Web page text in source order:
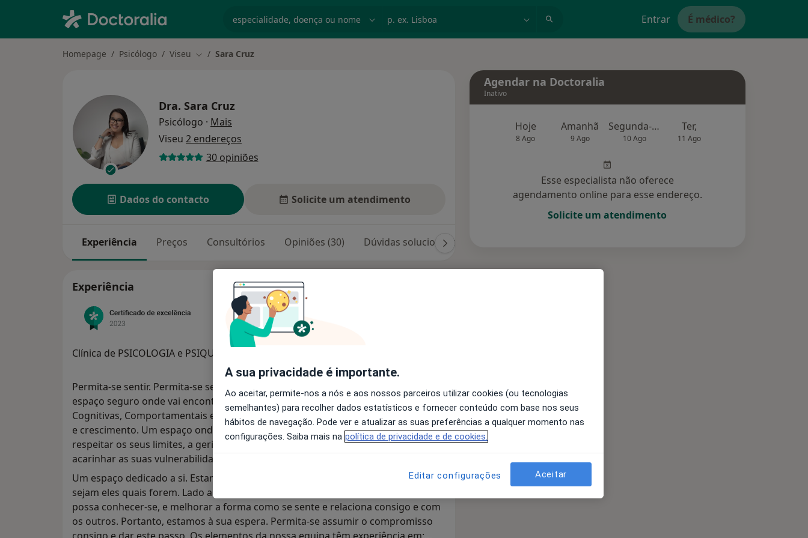
Entrar É médico?
Homepage Psicólogo Viseu Mudar de cidade
Sara Cruz
Dra. Sara Cruz
Psicólogo · Mais
Viseu 2 endereços
30 opiniões
Dados do contacto Solicite um atendimento
Experiência Preços Consultórios Opiniões (30) Dúvidas solucionadas (14)
Experiência
Clínica de PSICOLOGIA e PSIQUIATRIA em VISEU, LISBOA e ONLINE.
Permita-se sentir. Permita-se ser vulnerável. Permita-se, simplesmente. Um
espaço seguro onde vai encontrar uma equipa especializada em Terapias
Cognitivas, Comportamentais e Integrativas. Um espaço de conforto, segurança
e crescimento. Um espaço onde vai aprender a olhar para dentro, a reconhecer e
respeitar os seus limites, a gerir as suas emoções, a potenciar as suas forças e a
acarinhar as suas vulnerabilidades.
Um espaço dedicado a si. Estamos aqui para o ajudar a atingir os seus objetivos,
sejam eles quais forem. Lado a lado, percorremos este caminho juntos para que
possa conhecer-se, e melhorar a forma como se sente e relaciona consigo e com
os outros. Portanto, estamos à sua espera. Permita-se assumir o compromisso
Agendar na Doctoralia
Inativo
Hoje
8 Ago
Amanhã
9 Ago
Segunda-feira
10 Ago
Ter,
11 Ago
Esse especialista não oferece
agendamento online para esse endereço.
Solicite um atendimento
A sua privacidade é importante.
Ao aceitar, permite-nos a nós e aos nossos parceiros utilizar cookies (ou tecnologias
semelhantes) para recolher dados estatísticos e fornecer conteúdo com base nos seus
hábitos de navegação. Pode ver e atualizar as suas preferências a qualquer momento nas
configurações. Saiba mais na política de privacidade e de cookies.
Editar configurações Aceitar